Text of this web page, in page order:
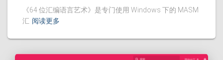
《64 位汇编语言艺术》是专门使用 Windows 下的 MASM
汇 阅读更多